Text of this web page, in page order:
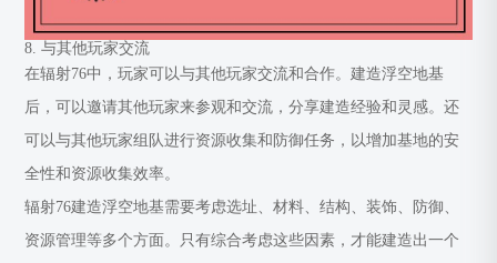
8. 与其他玩家交流
在辐射76中，玩家可以与其他玩家交流和合作。建造浮空地基
后，可以邀请其他玩家来参观和交流，分享建造经验和灵感。还
可以与其他玩家组队进行资源收集和防御任务，以增加基地的安
全性和资源收集效率。
辐射76建造浮空地基需要考虑选址、材料、结构、装饰、防御、
资源管理等多个方面。只有综合考虑这些因素，才能建造出一个